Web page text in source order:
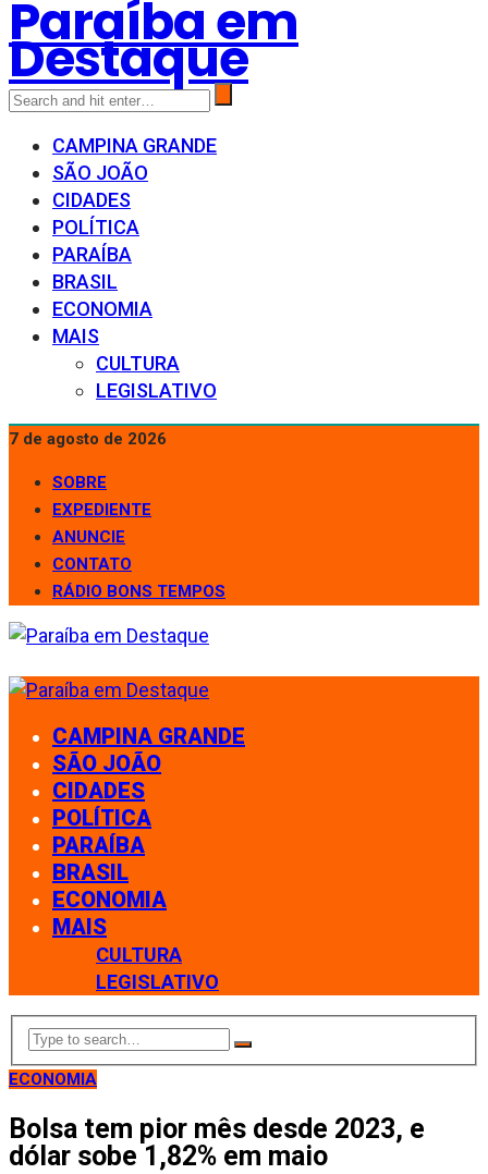
Paraíba em
Destaque
CAMPINA GRANDE
SÃO JOÃO
CIDADES
POLÍTICA
PARAÍBA
BRASIL
ECONOMIA
MAIS
CULTURA
LEGISLATIVO
7 de agosto de 2026
SOBRE
EXPEDIENTE
ANUNCIE
CONTATO
RÁDIO BONS TEMPOS
CAMPINA GRANDE
SÃO JOÃO
CIDADES
POLÍTICA
PARAÍBA
BRASIL
ECONOMIA
MAIS
CULTURA
LEGISLATIVO
ECONOMIA
Bolsa tem pior mês desde 2023, e
dólar sobe 1,82% em maio